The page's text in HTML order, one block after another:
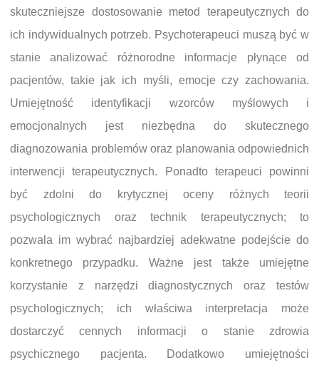
skuteczniejsze dostosowanie metod terapeutycznych do
ich indywidualnych potrzeb. Psychoterapeuci muszą być w
stanie analizować różnorodne informacje płynące od
pacjentów, takie jak ich myśli, emocje czy zachowania.
Umiejętność identyfikacji wzorców myślowych i
emocjonalnych jest niezbędna do skutecznego
diagnozowania problemów oraz planowania odpowiednich
interwencji terapeutycznych. Ponadto terapeuci powinni
być zdolni do krytycznej oceny różnych teorii
psychologicznych oraz technik terapeutycznych; to
pozwala im wybrać najbardziej adekwatne podejście do
konkretnego przypadku. Ważne jest także umiejętne
korzystanie z narzędzi diagnostycznych oraz testów
psychologicznych; ich właściwa interpretacja może
dostarczyć cennych informacji o stanie zdrowia
psychicznego pacjenta. Dodatkowo umiejętności